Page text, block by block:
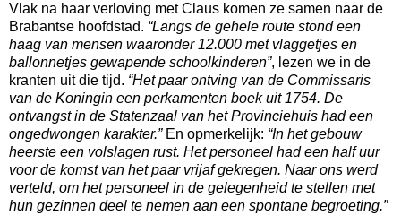
Vlak na haar verloving met Claus komen ze samen naar de
Brabantse hoofdstad. “Langs de gehele route stond een
haag van mensen waaronder 12.000 met vlaggetjes en
ballonnetjes gewapende schoolkinderen”, lezen we in de
kranten uit die tijd. “Het paar ontving van de Commissaris
van de Koningin een perkamenten boek uit 1754. De
ontvangst in de Statenzaal van het Provinciehuis had een
ongedwongen karakter.”En opmerkelijk: “In het gebouw
heerste een volslagen rust. Het personeel had een half uur
voor de komst van het paar vrijaf gekregen. Naar ons werd
verteld, om het personeel in de gelegenheid te stellen met
hun gezinnen deel te nemen aan een spontane begroeting.”